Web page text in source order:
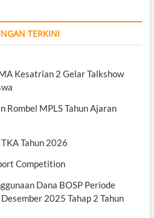
TERKINI
Kesatrian 2 Gelar Talkshow
Rombel MPLS Tahun Ajaran
Tahun 2026
Competition
Dana BOSP Periode
2025 Tahap 2 Tahun